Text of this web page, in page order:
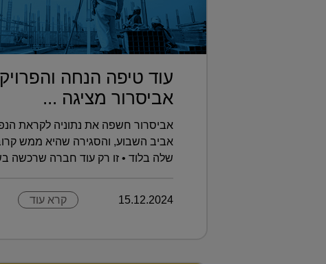
עוד טיפה הנחה
אביסרור מציגה ...
אביסרור חשפה את נתוניה לקראת
אביב השבוע, והסגירה שהיא ממש
שלה בלוד • זו רק עוד חברה שרכשה
15.12.2024 קרא עוד